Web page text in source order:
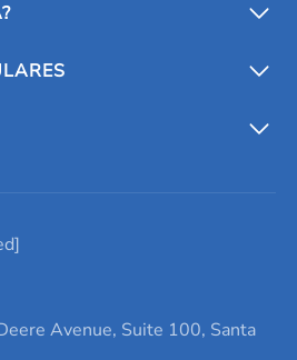
Avenue, Suite 100, Santa